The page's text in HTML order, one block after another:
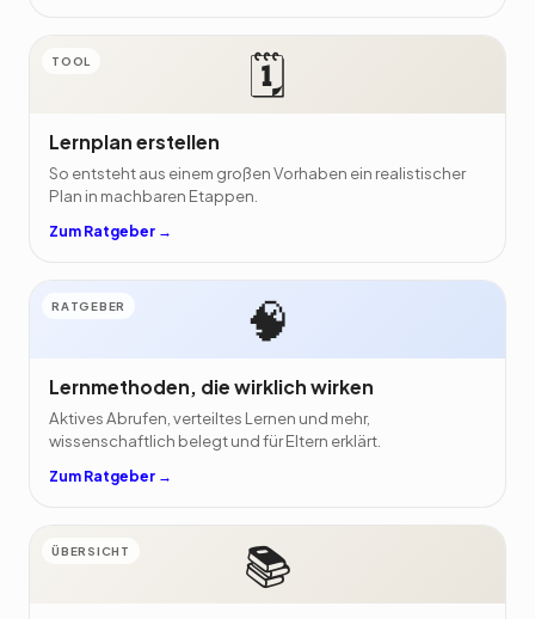
TOOL 🗓️
Lernplan erstellen
So entsteht aus einem großen Vorhaben ein realistischer
Plan in machbaren Etappen.
Zum Ratgeber →
RATGEBER 🧠
Lernmethoden, die wirklich wirken
Aktives Abrufen, verteiltes Lernen und mehr,
wissenschaftlich belegt und für Eltern erklärt.
Zum Ratgeber →
ÜBERSICHT 📚